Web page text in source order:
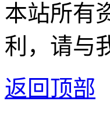
本站所有
利，请与
返回顶部